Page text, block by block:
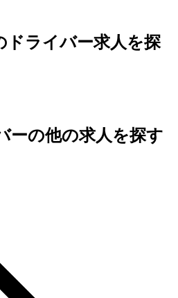
ドライバー求人を探
ーの他の求人を探す